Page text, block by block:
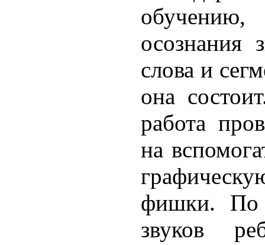
обучению,
осознания
слова и
она
работа
на
фишки. По
звуков